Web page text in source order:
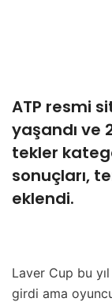
ATP resmi
yaşandı ve
tekler
sonuçları,
eklendi.
Laver Cup bu
girdi ama